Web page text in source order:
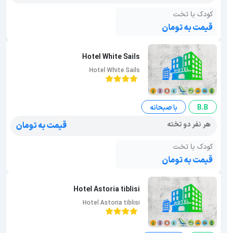
کودک با تخت
قیمت به تومان
Hotel White Sails
Hotel White Sails
B.B
با صبحانه
هر نفر دو تخته
قیمت به تومان
کودک با تخت
قیمت به تومان
Hotel Astoria tiblisi
Hotel Astoria tiblisi